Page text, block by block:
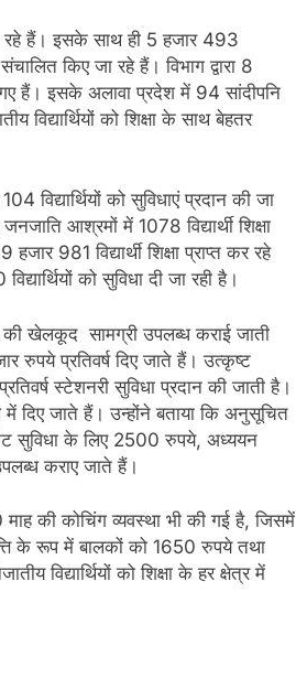
रहे हैं। इसके साथ ही 5 हजार 493
किए जा रहे हैं। विभाग द्वारा 8
गए हैं। इसके अलावा प्रदेश में 94 सांदीपनि
को शिक्षा के साथ बेहतर
विद्यार्थियों को सुविधाएं प्रदान की जा
आश्रमों में 1078 विद्यार्थी शिक्षा
981 विद्यार्थी शिक्षा प्राप्‍त कर रहे
को सुविधा दी जा रही है।
की खेलकूद सामग्री उपलब्ध कराई जाती
रुपये प्रतिवर्ष दिए जाते हैं। उत्कृष्ट
स्टेशनरी सुविधा प्रदान की जाती है।
में दिए जाते हैं। उन्होंने बताया कि अनुसूचित
सुविधा के लिए 2500 रुपये, अध्ययन
कराए जाते हैं।
की कोचिंग व्यवस्था भी की गई है, जिसमें
के रूप में बालकों को 1650 रुपये तथा
विद्यार्थियों को शिक्षा के हर क्षेत्र में